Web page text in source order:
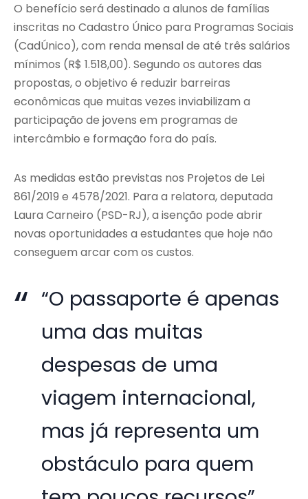
O benefício será destinado a alunos de famílias
inscritas no Cadastro Único para Programas Sociais
(CadÚnico), com renda mensal de até três salários
mínimos (R$ 1.518,00). Segundo os autores das
propostas, o objetivo é reduzir barreiras
econômicas que muitas vezes inviabilizam a
participação de jovens em programas de
intercâmbio e formação fora do país.
As medidas estão previstas nos Projetos de Lei
861/2019 e 4578/2021. Para a relatora, deputada
Laura Carneiro (PSD-RJ), a isenção pode abrir
novas oportunidades a estudantes que hoje não
conseguem arcar com os custos.
“O passaporte é apenas
uma das muitas
despesas de uma
viagem internacional,
mas já representa um
obstáculo para quem